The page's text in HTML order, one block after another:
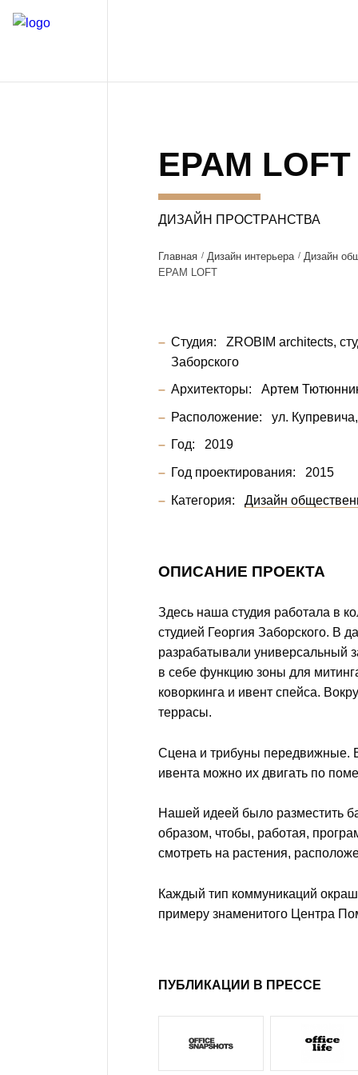
EPAM LOFT
ДИЗАЙН ПРОСТРАНСТВА
Главная Дизайн интерьера
Дизайн
EPAM LOFT
Студия:
ZROBIM architects,
Заборского
Архитекторы: Артем
Расположение: ул.
Год: 2019
Год проектирования: 2015
Категория: Дизайн
ОПИСАНИЕ ПРОЕКТА
Здесь наша студия работала в
студией Георгия Заборского. В
разрабатывали универсальный
в себе функцию зоны для
коворкинга и ивент спейса.
террасы.
Сцена и трибуны передвижные.
ивента можно их двигать по
Нашей идеей было разместить
образом, чтобы, работая,
смотреть на растения,
Каждый тип коммуникаций
примеру знаменитого Центра
ПУБЛИКАЦИИ В ПРЕССЕ